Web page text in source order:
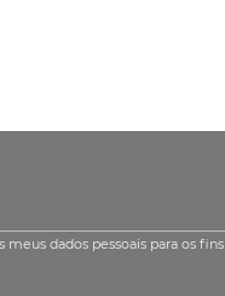
meus dados pessoais para os fins